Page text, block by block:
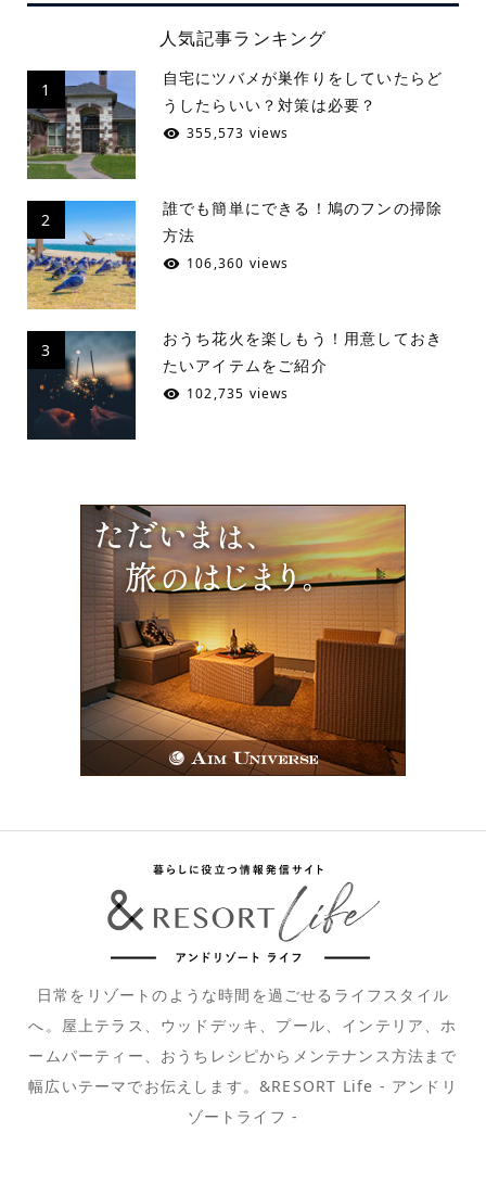
人気記事ランキング
1
自宅にツバメが巣作りをしていたらど
うしたらいい？対策は必要？
355,573 views
2
誰でも簡単にできる！鳩のフンの掃除
方法
106,360 views
3
おうち花火を楽しもう！用意しておき
たいアイテムをご紹介
102,735 views
日常をリゾートのような時間を過ごせるライフスタイル
へ。屋上テラス、ウッドデッキ、プール、インテリア、ホ
ームパーティー、おうちレシピからメンテナンス方法まで
幅広いテーマでお伝えします。&RESORT Life - アンドリ
ゾートライフ -